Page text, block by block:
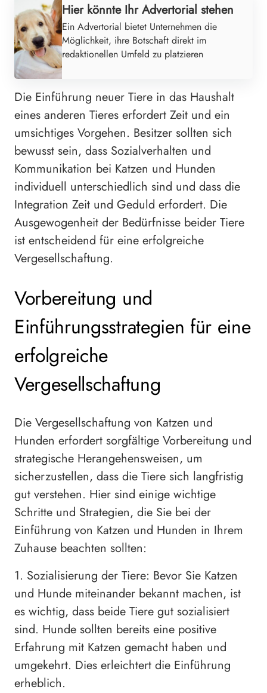
Hier könnte Ihr Advertorial stehen
Ein Advertorial bietet Unternehmen die
Möglichkeit, ihre Botschaft direkt im
redaktionellen Umfeld zu platzieren
Die Einführung neuer Tiere in das Haushalt
eines anderen Tieres erfordert Zeit und ein
umsichtiges Vorgehen. Besitzer sollten sich
bewusst sein, dass Sozialverhalten und
Kommunikation bei Katzen und Hunden
individuell unterschiedlich sind und dass die
Integration Zeit und Geduld erfordert. Die
Ausgewogenheit der Bedürfnisse beider Tiere
ist entscheidend für eine erfolgreiche
Vergesellschaftung.
Vorbereitung und
Einführungsstrategien für eine
erfolgreiche
Vergesellschaftung
Die Vergesellschaftung von Katzen und
Hunden erfordert sorgfältige Vorbereitung und
strategische Herangehensweisen, um
sicherzustellen, dass die Tiere sich langfristig
gut verstehen. Hier sind einige wichtige
Schritte und Strategien, die Sie bei der
Einführung von Katzen und Hunden in Ihrem
Zuhause beachten sollten:
1. Sozialisierung der Tiere: Bevor Sie Katzen
und Hunde miteinander bekannt machen, ist
es wichtig, dass beide Tiere gut sozialisiert
sind. Hunde sollten bereits eine positive
Erfahrung mit Katzen gemacht haben und
umgekehrt. Dies erleichtert die Einführung
erheblich.